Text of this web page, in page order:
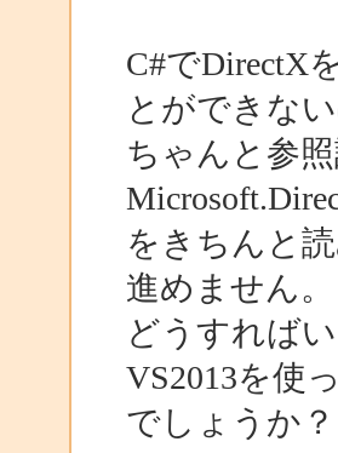
C#でDirectX
とができない
ちゃんと参
をきちんと
進めません。
どうすれば
VS2013を使
でしょうか？